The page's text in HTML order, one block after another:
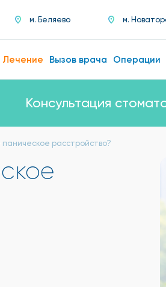
м. Беляево м.
Лечение Вызов врача Операции
Консультация
паническое расстройство?